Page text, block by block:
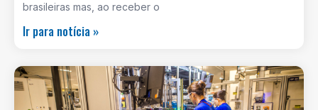
brasileiras mas, ao receber o
Ir para notícia »